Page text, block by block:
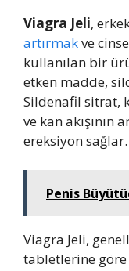
Viagra Jeli,
artırmakve
kullanılan bir
etken madde,
Sildenafil sitrat,
ve kan akışının
ereksiyon sağlar.
Penis
Viagra Jeli,
tabletlerine göre